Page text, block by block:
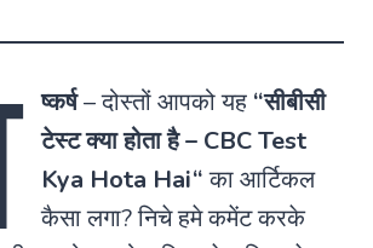
ष्कर्ष–दोस्तों आपको यह“सीबीसी
टेस्ट क्या होता है– CBC Test
Kya Hota Hai“का आर्टिकल
कैसा लगा? निचे हमे कमेंट करके